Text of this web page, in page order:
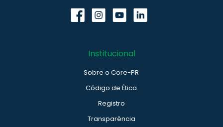
Institucional
Sobre o Core-PR
Código de Ética
Registro
Transparência